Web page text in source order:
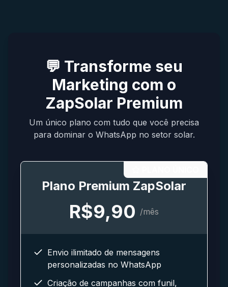
💬 Transforme seu
Marketing com o
ZapSolar Premium
Um único plano com tudo que você precisa
para dominar o WhatsApp no setor solar.
Plano Premium ZapSolar
R$9,90 /mês
Envio ilimitado de mensagens
personalizadas no WhatsApp
Criação de campanhas com funil,